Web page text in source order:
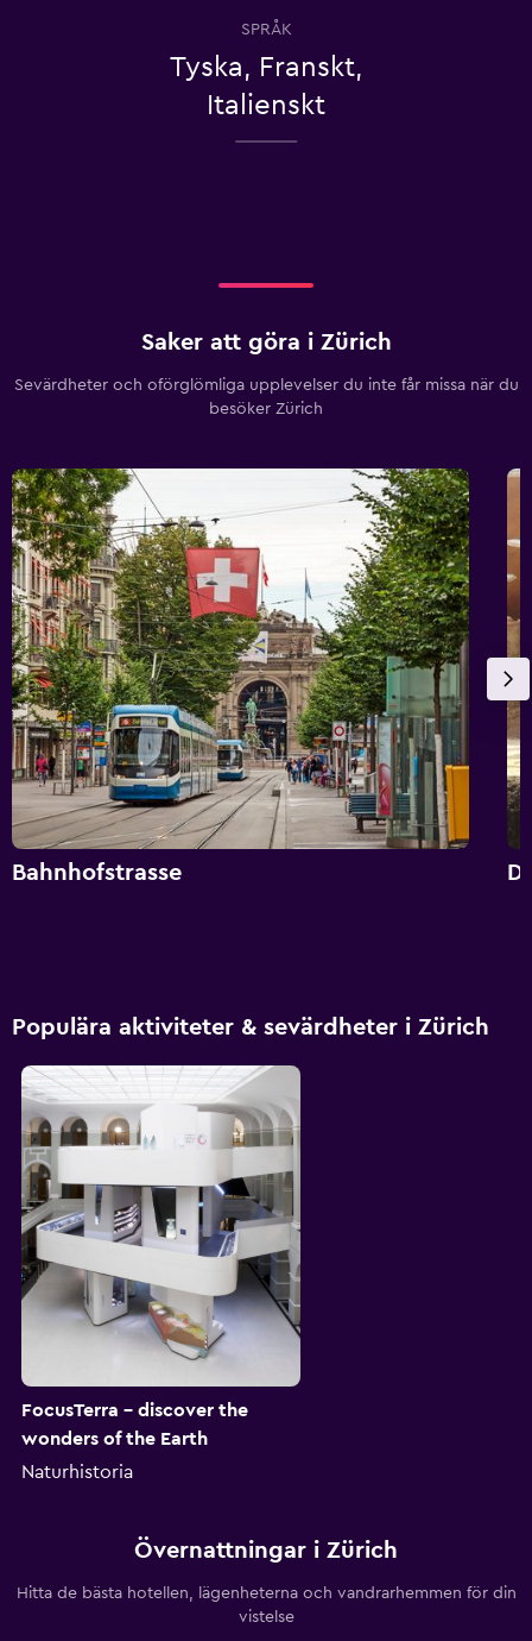
SPRÅK
Tyska, Franskt,
Italienskt
Saker att göra i Zürich
Sevärdheter och oförglömliga upplevelser du inte får missa när du
besöker Zürich
Bahnhofstrasse
Populära aktiviteter & sevärdheter i Zürich
FocusTerra - discover the
wonders of the Earth
Naturhistoria
Övernattningar i Zürich
Hitta de bästa hotellen, lägenheterna och vandrarhemmen för din
vistelse